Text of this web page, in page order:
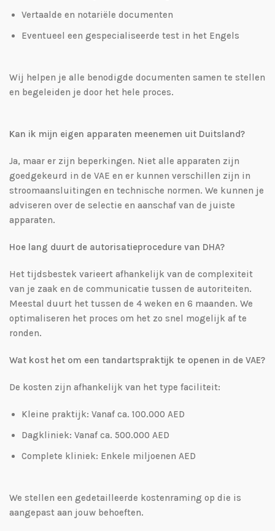
Vertaalde en notariële documenten
Eventueel een gespecialiseerde test in het Engels
Wij helpen je alle benodigde documenten samen te stellen
en begeleiden je door het hele proces.
Kan ik mijn eigen apparaten meenemen uit Duitsland?
Ja, maar er zijn beperkingen. Niet alle apparaten zijn
goedgekeurd in de VAE en er kunnen verschillen zijn in
stroomaansluitingen en technische normen. We kunnen je
adviseren over de selectie en aanschaf van de juiste
apparaten.
Hoe lang duurt de autorisatieprocedure van DHA?
Het tijdsbestek varieert afhankelijk van de complexiteit
van je zaak en de communicatie tussen de autoriteiten.
Meestal duurt het tussen de 4 weken en 6 maanden. We
optimaliseren het proces om het zo snel mogelijk af te
ronden.
Wat kost het om een tandartspraktijk te openen in de VAE?
De kosten zijn afhankelijk van het type faciliteit:
Kleine praktijk: Vanaf ca. 100.000 AED
Dagkliniek: Vanaf ca. 500.000 AED
Complete kliniek: Enkele miljoenen AED
We stellen een gedetailleerde kostenraming op die is
aangepast aan jouw behoeften.